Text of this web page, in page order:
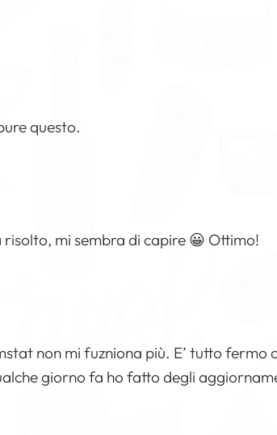
questo.
mi sembra di capire 😀 Ottimo!
non mi fuzniona più. E’ tutto fermo
giorno fa ho fatto degli